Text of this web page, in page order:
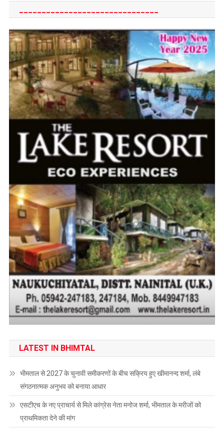
LATEST IN BHIMTAL
भीमताल से 2027 के चुनावी समीकरणों के बीच सक्रिय हुए खीमानन्द शर्मा, लंबे
संगठनात्मक अनुभव को बनाया आधार
एसटीएच के नए प्राचार्य से मिले कांग्रेस नेता मनोज शर्मा, भीमताल के मरीजों को
प्राथमिकता देने की मांग